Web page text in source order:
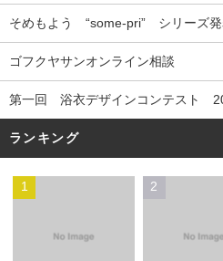
そめもよう “some-pri” シリーズ発
ゴフクヤサンオンライン相談
第一回 浴衣デザインコンテスト
ランキング
1 2